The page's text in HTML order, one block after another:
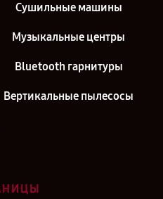
Сушильные машины
Музыкальные центры
Bluetooth гарнитуры
Вертикальные пылесосы